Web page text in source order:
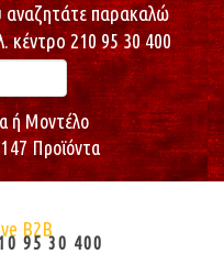
αναζητάτε παρακαλώ
κέντρο 210 95 30 400
ή Μοντέλο
Προϊόντα
B2B
95 30 400